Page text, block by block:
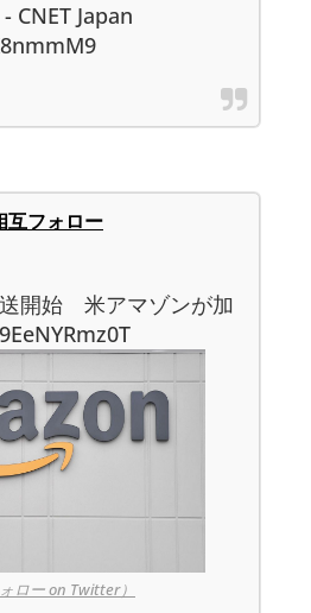
CNET Japan
互フォロー
開始 米アマゾンが加
ロー on Twitter）